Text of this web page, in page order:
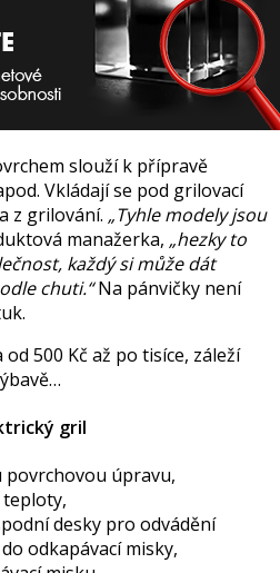
slouží k přípravě
Vkládají se pod grilovací
z grilování. „Tyhle modely jsou
manažerka, „hezky to
každý si může dát
chuti.“Na pánvičky není
500 Kč až po tisíce, záleží
gril
úpravu,
desky pro odvádění
odkapávací misky,